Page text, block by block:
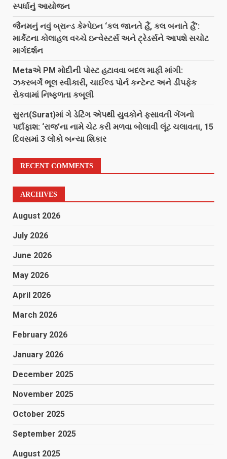
સ્પર્ધાનું આયોજન
જૈનમનું નવું બ્રાન્ડ કેમ્પેઇન ‘કલ જાનતે હૈં, કલ બનાતે હૈં’:
માર્કેટના કોલાહલ વચ્ચે ઇન્વેસ્ટર્સ અને ટ્રેડર્સને આપશે સચોટ
માર્ગદર્શન
Metaએ PM મોદીની પોસ્ટ હટાવવા બદલ માફી માંગી:
ઝકરબર્ગે ભૂલ સ્વીકારી, ચાઈલ્ડ પોર્ન કન્ટેન્ટ અને ડીપફેક
રોકવામાં નિષ્ફળતા કબૂલી
સુરત(Surat)માં ગે ડેટિંગ એપથી યુવકોને ફસાવતી ગેંગનો
પર્દાફાશ: ‘રાજ’ના નામે ચેટ કરી મળવા બોલાવી લૂંટ ચલાવતા, 15
દિવસમાં 3 લોકો બન્યા શિકાર
RECENT COMMENTS
ARCHIVES
August 2026
July 2026
June 2026
May 2026
April 2026
March 2026
February 2026
January 2026
December 2025
November 2025
October 2025
September 2025
August 2025